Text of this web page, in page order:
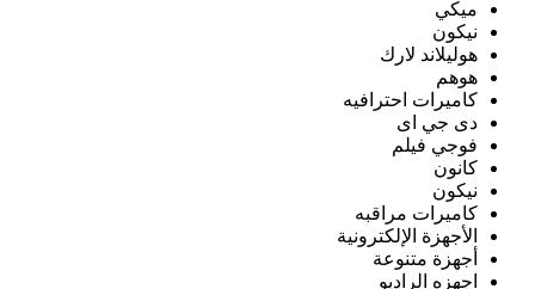
ميكي
نيكون
هوليلاند لارك
هوهم
كاميرات احترافيه
دى جي اى
فوجي فيلم
كانون
نيكون
كاميرات مراقبه
الأجهزة الإلكترونية
أجهزة متنوعة
اجهزه الراديو